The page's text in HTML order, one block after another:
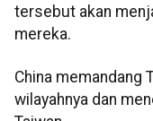
tersebut akan
mereka.
China memandang
wilayahnya dan